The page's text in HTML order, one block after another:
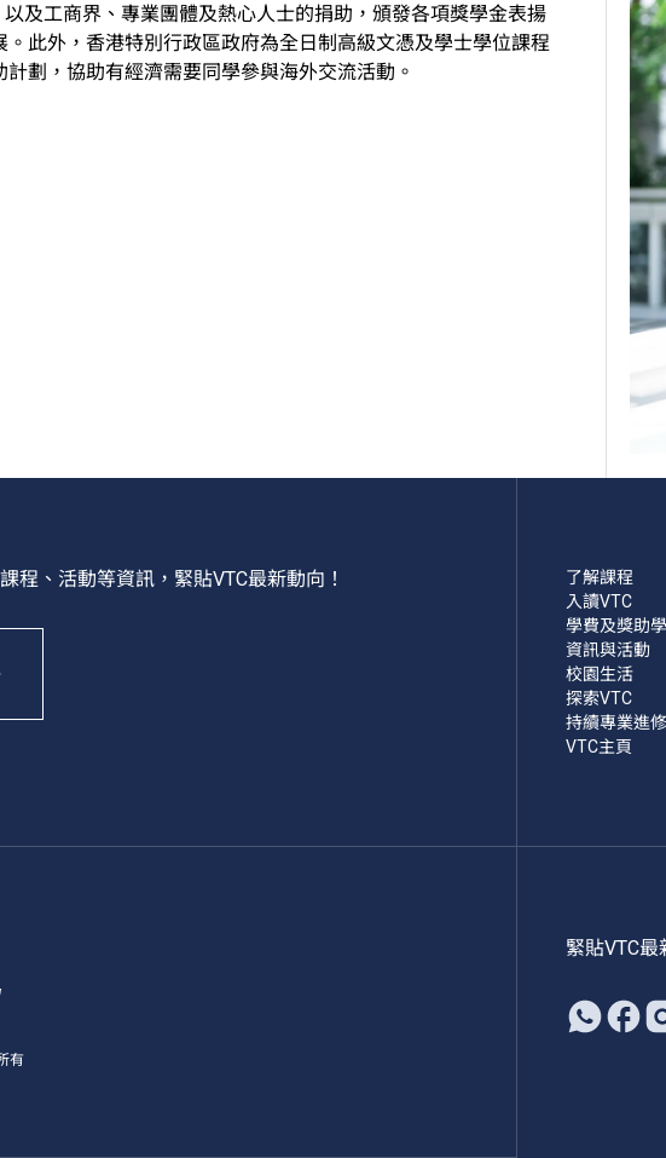
及工商界、專業團體及熱心人士的捐助，頒發各項獎學金表揚
此外，香港特別行政區政府為全日制高級文憑及學士學位課程
劃，協助有經濟需要同學參與海外交流活動。
程、活動等資訊，緊貼VTC最新動向！
了解課程
入讀VTC
學費及獎助
資訊與活動
校園生活
探索VTC
持續專業進修
VTC主頁
有
緊貼VTC最